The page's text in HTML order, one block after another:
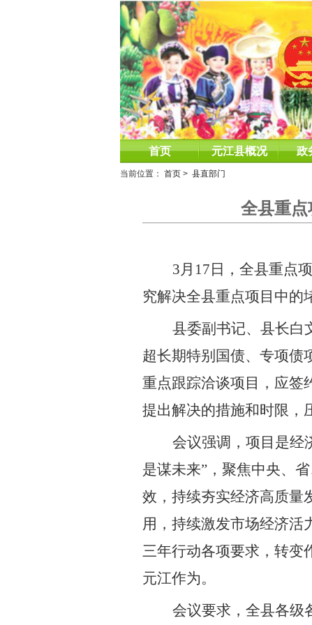
首页 元江县概况 政
当前位置： 首页 > 县直部门
全县重
3月 17 日，全县重点
究解决全县重点项目中的
县委副书记、县长白
超长期特别国债、专项债
重点跟踪洽谈项目，应签
提出解决的措施和时限，
会议强调，项目是经
是谋未来”，聚焦中央、
效，持续夯实经济高质量
用，持续激发市场经济活
三年行动各项要求，转变
元江作为。
会议要求，全县各级